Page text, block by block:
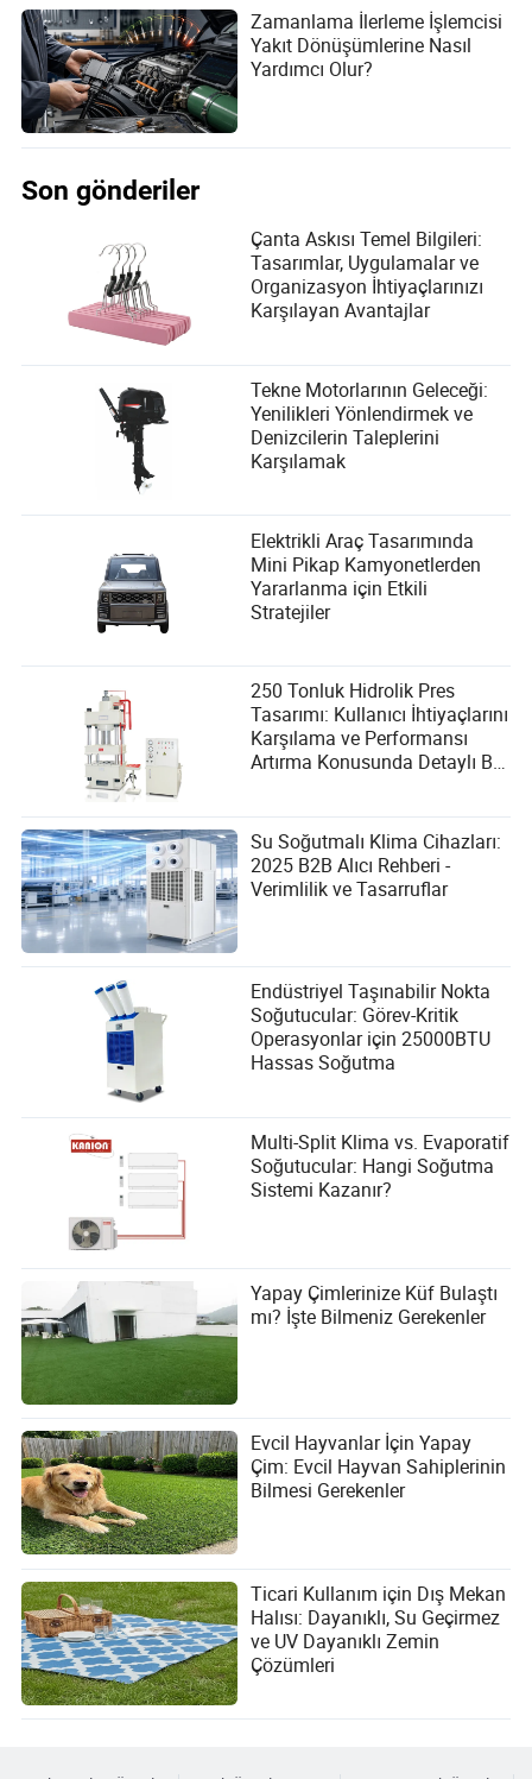
Zamanlama İlerleme İşlemcisi
Yakıt Dönüşümlerine Nasıl
Yardımcı Olur?
Son gönderiler
Çanta Askısı Temel Bilgileri:
Tasarımlar, Uygulamalar ve
Organizasyon İhtiyaçlarınızı
Karşılayan Avantajlar
Tekne Motorlarının Geleceği:
Yenilikleri Yönlendirmek ve
Denizcilerin Taleplerini
Karşılamak
Elektrikli Araç Tasarımında
Mini Pikap Kamyonetlerden
Yararlanma için Etkili
Stratejiler
250 Tonluk Hidrolik Pres
Tasarımı: Kullanıcı İhtiyaçlarını
Karşılama ve Performansı
Artırma Konusunda Detaylı Bir
Su Soğutmalı Klima Cihazları:
2025 B2B Alıcı Rehberi -
Verimlilik ve Tasarruflar
Endüstriyel Taşınabilir Nokta
Soğutucular: Görev-Kritik
Operasyonlar için 25000BTU
Hassas Soğutma
Multi-Split Klima vs. Evaporatif
Soğutucular: Hangi Soğutma
Sistemi Kazanır?
Yapay Çimlerinize Küf Bulaştı
mı? İşte Bilmeniz Gerekenler
Evcil Hayvanlar İçin Yapay
Çim: Evcil Hayvan Sahiplerinin
Bilmesi Gerekenler
Ticari Kullanım için Dış Mekan
Halısı: Dayanıklı, Su Geçirmez
ve UV Dayanıklı Zemin
Çözümleri